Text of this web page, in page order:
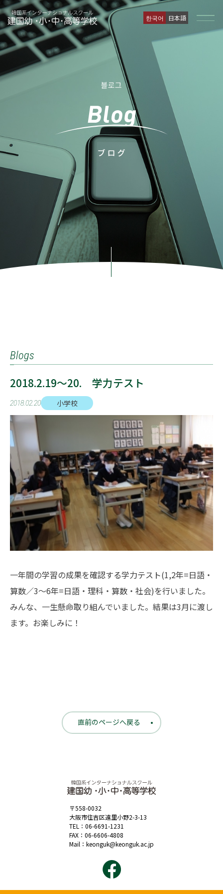
한국어 日本語
Blogs
2018.2.19～20. 学力テスト
2018.02.20 小学校
一年間の学習の成果を確認する学力テスト(1,2年=日語・
算数／3～6年=日語・理科・算数・社会)を行いました。
みんな、一生懸命取り組んでいました。結果は3月に渡し
ます。お楽しみに！
直前のページへ戻る
〒558-0032
大阪市住吉区遠里小野2-3-13
TEL： 06-6691-1231
FAX：06-6606-4808
Mail： keonguk@keonguk.ac.jp